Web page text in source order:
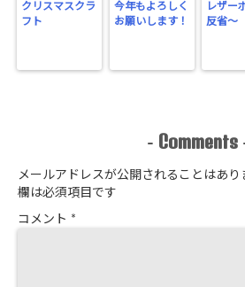
クリスマスクラ
フト
今年もよろしく
お願いします！
レザー
反省～
- Comments
メールアドレスが公開されることはあり
欄は必須項目です
コメント *